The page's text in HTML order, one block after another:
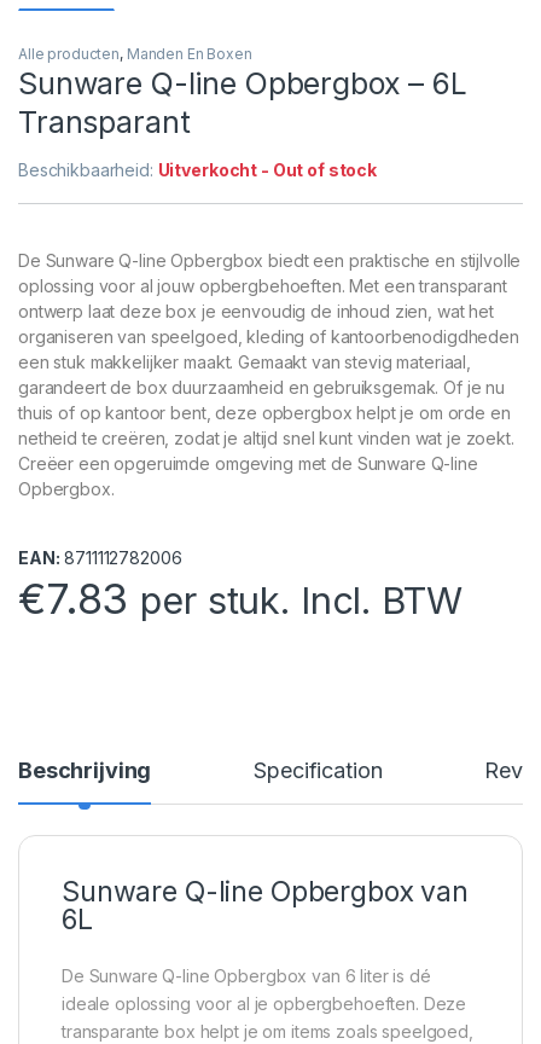
Alle producten, Manden En Boxen
Sunware Q-line Opbergbox – 6L
Transparant
Beschikbaarheid: Uitverkocht - Out of stock
De Sunware Q-line Opbergbox biedt een praktische en stijlvolle
oplossing voor al jouw opbergbehoeften. Met een transparant
ontwerp laat deze box je eenvoudig de inhoud zien, wat het
organiseren van speelgoed, kleding of kantoorbenodigdheden
een stuk makkelijker maakt. Gemaakt van stevig materiaal,
garandeert de box duurzaamheid en gebruiksgemak. Of je nu
thuis of op kantoor bent, deze opbergbox helpt je om orde en
netheid te creëren, zodat je altijd snel kunt vinden wat je zoekt.
Creëer een opgeruimde omgeving met de Sunware Q-line
Opbergbox.
EAN: 8711112782006
€7.83 per stuk. Incl. BTW
Beschrijving Specification
Sunware Q-line Opbergbox van
6L
De Sunware Q-line Opbergbox van 6 liter is dé
ideale oplossing voor al je opbergbehoeften. Deze
transparante box helpt je om items zoals speelgoed,